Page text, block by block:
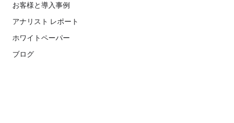
お客様と導入事例
アナリスト レポート
ホワイトペーパー
ブログ